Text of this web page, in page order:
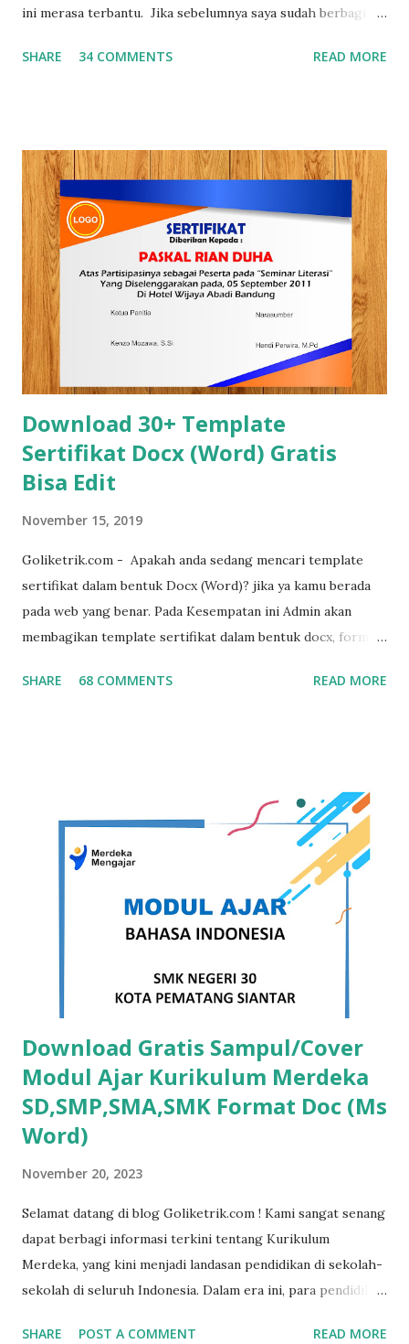
ini merasa terbantu. Jika sebelumnya saya sudah berbagi 3
Curriculum Vitae (CV) hari ini saya akan berbagi 30+
bahwa pada saat membuat laporan, membuat proposal dan
membuat makalah selain dari mempersiapkan isinya secara
matang kita juga harus memperhatikan desain covernya,
karena cover salah satu bagian yang sangat krusial untuk
menentukan apakah laporan,proposal dan makalah yang
kamu buat akan dibaca atau tidak. Jika ditanya apakah
penting membuat cover yang menarik dan kreatif? tentu
jawabannya adalah Ya, karena cover menjadi bagian yang
tidak terpisakan dari laporan, proposal dan d...
SHARE 34 COMMENTS READ MORE
Download 30+ Template
Sertifikat Docx (Word) Gratis
Bisa Edit
November 15, 2019
Goliketrik.com - Apakah anda sedang mencari template
sertifikat dalam bentuk Docx (Word)? jika ya kamu berada
pada web yang benar. Pada Kesempatan ini Admin akan
membagikan template sertifikat dalam bentuk docx, format
untuk diedit ulang sesuai dengan kebutuhan. template ini
jelas dibawah ini template sertifikat yang kami maksud :
Download Template Sertifikat Word Free Dibawah ini
koleksi template sertifikat docx (word) Template Sertifikat
Word Free Versi 1 DOWNLOAD Template Sertifikat Word
Free Versi 2 DOWNLOAD Template Sertifikat Word Free
Versi 3 DOWNLOAD Template Sertifikat Word Free Versi 4
DOWNLOAD Template Sertifikat Word Free Versi 5
DOWNLOAD Template Sertifikat ...
SHARE 68 COMMENTS READ MORE
Download Gratis Sampul/Cover
Modul Ajar Kurikulum Merdeka
SD,SMP,SMA,SMK Format Doc (Ms
Word)
November 20, 2023
Selamat datang di blog Goliketrik.com ! Kami sangat senang
dapat berbagi informasi terkini tentang Kurikulum
Merdeka, yang kini menjadi landasan pendidikan di sekolah-
sekolah di seluruh Indonesia. Dalam era ini, para pendidik
SHARE POST A COMMENT READ MORE